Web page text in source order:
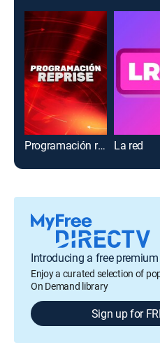
Programación reprise La red
Introducing a free
Enjoy a curated selection of
On Demand library
Sign up for